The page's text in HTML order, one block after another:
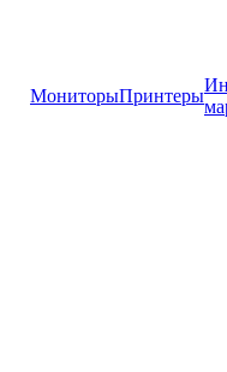
МониторыПринтеры